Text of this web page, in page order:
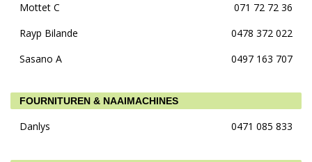
Mottet C
071 72 72 36
Rayp Bilande
0478 372 022
Sasano A
0497 163 707
FOURNITUREN & NAAIMACHINES
Danlys 0471 085 833